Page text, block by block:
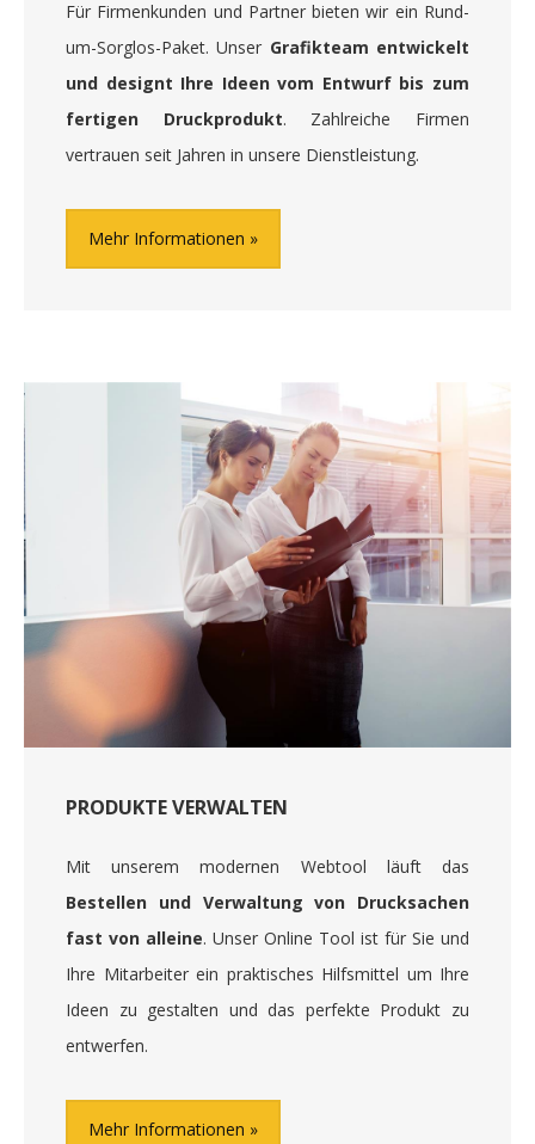
Für Firmenkunden und Partner bieten wir ein Rund-
um-Sorglos-Paket. Unser Grafikteam entwickelt
und designt Ihre Ideen vom Entwurf bis zum
fertigen Druckprodukt. Zahlreiche Firmen
vertrauen seit Jahren in unsere Dienstleistung.
Mehr Informationen
PRODUKTE VERWALTEN
Mit unserem modernen Webtool läuft das
Bestellen und Verwaltung von Drucksachen
fast von alleine. Unser Online Tool ist für Sie und
Ihre Mitarbeiter ein praktisches Hilfsmittel um Ihre
Ideen zu gestalten und das perfekte Produkt zu
entwerfen.
Mehr Informationen